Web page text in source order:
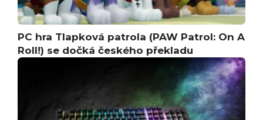
PC hra Tlapková patrola (PAW Patrol: On A
Roll!) se dočká českého překladu